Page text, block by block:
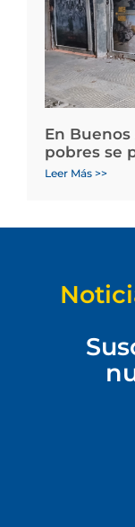
En
pobres se
Leer Más >>